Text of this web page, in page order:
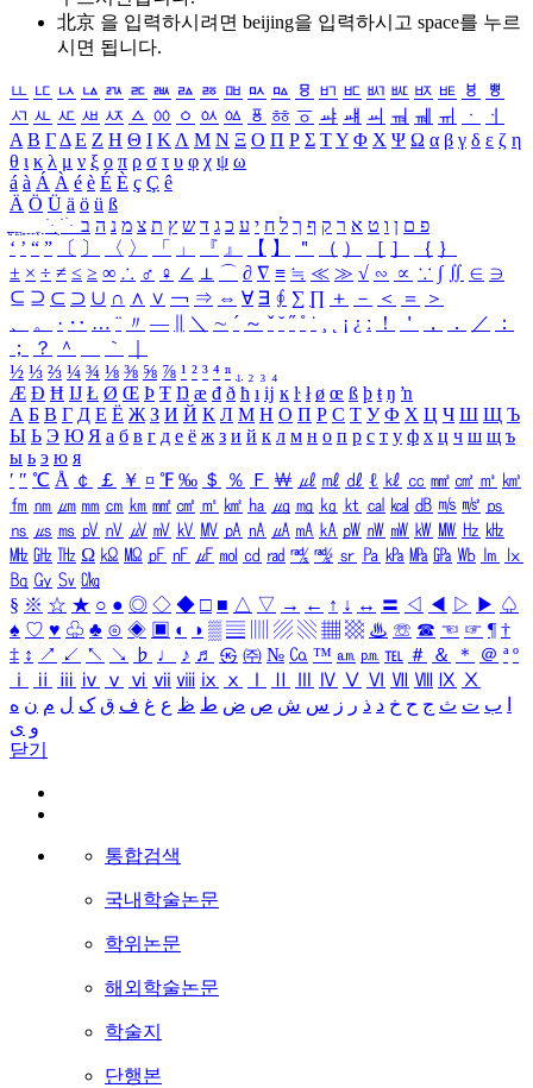
北京 을 입력하시려면 beijing을 입력하시고 space를 누르
시면 됩니다.
ㅥ ㅦ ㅧ ㅨ ㅩ ㅪ ㅫ ㅬ ㅭ ㅮ ㅯ ㅰ ㅱ ㅲ ㅳ ㅴ ㅵ ㅶ ㅷ ㅸ
ㅹ
ㅺ ㅻ ㅼ ㅽ ㅾ ㅿ ㆀ ㆁ ㆂ ㆃ ㆄ ㆅ ㆆ ㆇ ㆈ ㆉ ㆊ ㆋ ㆌ ㆍ
ㆎ
Α Β ΓΔ Ε Ζ Η Θ Ι ΚΛ Μ Ν Ξ Ο Π Ρ Σ ΤΥ Φ Χ Ψ Ω α β γ δ ε ζ η
θ ι κ λ μ ν ξ ο π ρ σ τ υ φ χ ψ ω
á à Á À é è É È ç Ç ê
Ä Ö Ü ä ö ü ß
ִֶֹ ֻּ ׁׂ פ ם ן ו ט א ר ק ף ך ל ח י ע כ ג ד ש ץ ת צ מ נ ה ב
‘ ’ “ ” 〔 〕 〈 〉 「 」 『 』 【 】 ＂ （ ） ［ ］ ｛ ｝
± × ÷ ≠ ≤ ≥ ∞ ∴ ♂ ♀ ∠ ⊥ ⌒ ∂ ∇ ≡ ≒ ≪ ≫ √ ∽ ∝ ∵ ∫ ∬ ∈ ∋
⊆ ⊇ ⊂ ⊃ ∪ ∩ ∧ ∨ ￢ ⇒ ⇔ ∀ ∃ ∮ ∑ ∏ ＋ － ＜ ＝
＞
、
。 · ‥ … ¨ 〃 ― ＼ ∼ ´ ～ ˇ ˘ ˝ ˚ ˙ ¸ ¡ ¿ ː ！ ＇ ， ． ／
：
；
？ ＾ ｀
½ ⅓ ⅔ ¼ ¾ ⅛ ⅜ ⅝ ⅞ ¹ ² ³ ⁴ ⁿ ₁ ₂ ₃ ₄
Æ Ð Ħ Ĳ Ł Ø Œ Þ Ŧ Ŋ æ đ ð ħ ı ĳ ĸ ŀ ł ø œ ß þ ŧ ŋ ŉ
А Б В Г Д Е Ё Ж З И Й К Л М Н О П Р С Т У Ф Х Ц Ч Ш Щ Ъ
Ы Ь Э Ю Я а б в г д е ё ж з и й к л м н о п р с т у ф х ц ч ш щ ъ
ы ь э ю я
′ ″ ℃ Å ￠ ￡ ￥ ¤ ℉ ‰ ＄ ％ Ｆ ￦ ㎕ ㎖ ㎗ ℓ ㎘ ㏄ ㎣ ㎤ ㎥ ㎦
㎙ ㎚ ㎛ ㎜ ㎝ ㎞ ㎟ ㎠ ㎡ ㎢ ㏊ ㎍ ㎎ ㎏ ㏏ ㎈ ㎉ ㏈ ㎧ ㎨ ㎰
㎱ ㎲ ㎳ ㎴ ㎵ ㎶ ㎷ ㎸ ㎹ ㎀ ㎁ ㎂ ㎃ ㎄ ㎺ ㎻ ㎽ ㎾ ㎿ ㎐ ㎑
㎒ ㎓ ㎔ Ω ㏀ ㏁ ㎊ ㎋ ㎌ ㏖ ㏅ ㎭ ㎮ ㎯ ㏛ ㎩ ㎪ ㎫ ㎬ ㏝ ㏐
㏓
㏃ ㏉ ㏜ ㏆
§ ※ ☆ ★ ○ ● ◎ ◇ ◆ □ ■ △ ▽ → ← ↑ ↓ ↔ 〓 ◁ ◀ ▷ ▶ ♤
♠ ♡ ♥ ♧ ♣ ⊙ ◈ ▣ ◐ ◑ ▒ ▤ ▨ ▧ ▦ ▩ ♨ ☏ ☎ ☜ ☞ ¶ †
‡ ↕ ↗ ↙ ↖ ↘ ♭ ♩ ♪ ♬ ㉿ ㈜ № ㏇ ™ ㏂ ㏘ ℡ ＃ ＆ ＊ ＠ ª º
ⅰ
ⅱ ⅲ ⅳ ⅴ ⅵ ⅶ ⅷ ⅸ ⅹ Ⅳ Ⅴ Ⅵ Ⅶ Ⅷ Ⅸ Ⅹ
ب ت ث ج ح خ د ذ ر ز س ش ص ض ط ظ ع غ ف ق ک ل م ن ه
و ی
닫기
통합검색
국내학술논문
학위논문
해외학술논문
학술지
단행본